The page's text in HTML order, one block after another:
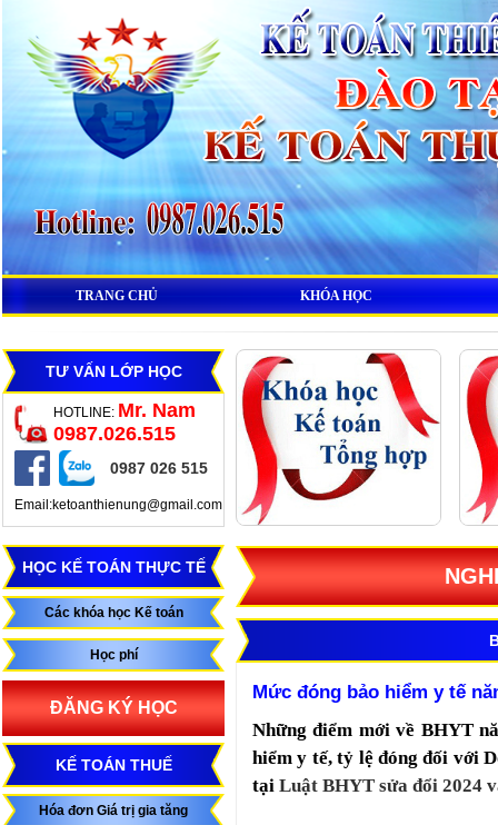
TRANG CHỦ KHÓA HỌC
TƯ VẤN LỚP HỌC
HOTLINE: Mr. Nam
0987.026.515
0987 026 515
Email:ketoanthienung@gmail.com
HỌC KẾ TOÁN THỰC TẾ
Các khóa học Kế toán
Học phí
ĐĂNG KÝ HỌC
KẾ TOÁN THUẾ
Hóa đơn Giá trị gia tăng
Mức đóng bảo hiểm y tế
Những điểm mới về BHYT
hiểm y tế, tỷ lệ đóng đối với
tại Luật BHYT sửa đổi 2024